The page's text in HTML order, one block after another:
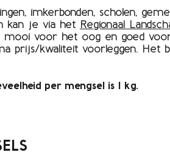
imkerbonden, scholen,
kan je via het Regionaal
mooi voor het oog en goed
prijs/kwaliteit voorleggen. Het
per mengsel is 1 kg.